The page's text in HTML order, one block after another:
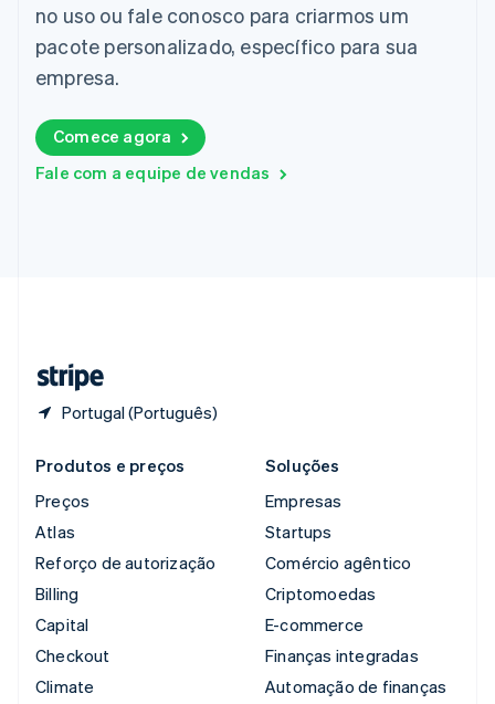
no uso ou fale conosco para criarmos um
pacote personalizado, específico para sua
empresa.
Comece agora
Fale com a equipe de vendas
Portugal (Português)
RAE de Hong Kong, China
English简体中文
Reino Unido
República Tcheca
English
Romênia
English
Produtos e preços
Preços
Atlas
Reforço de autorização
Billing
Capital
Checkout
Climate
Soluções
Empresas
Startups
Comércio agêntico
Criptomoedas
E-commerce
Finanças integradas
Automação de finanças